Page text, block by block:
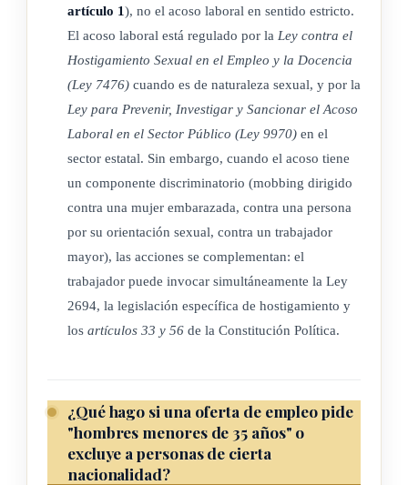
Ministerio de Trabajo y Previsión Social yEstatuto de
Servicio Civil, en
lo que fueren aplicables.
La presente ley rige a partir de la fecha de su
publicación en el Diario Oficial.
artículo 1), no el acoso laboral en sentido estricto.
El acoso laboral está regulado por la Ley contra el
Hostigamiento Sexual en el Empleo y la Docencia
(Ley 7476) cuando es de naturaleza sexual, y por la
Ley para Prevenir, Investigar y Sancionar el Acoso
Laboral en el Sector Público (Ley 9970) en el
sector estatal. Sin embargo, cuando el acoso tiene
un componente discriminatorio (mobbing dirigido
contra una mujer embarazada, contra una persona
por su orientación sexual, contra un trabajador
mayor), las acciones se complementan: el
trabajador puede invocar simultáneamente la Ley
2694, la legislación específica de hostigamiento y
los artículos 33 y 56 de la Constitución Política.
¿Qué hago si una oferta de empleo pide
"hombres menores de 35 años" o
excluye a personas de cierta
nacionalidad?